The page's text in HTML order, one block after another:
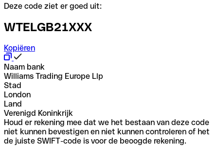
Deze code ziet er goed uit:
WTELGB21XXX
Kopiëren
Naam bank
Williams Trading Europe Llp
Stad
London
Land
Verenigd Koninkrijk
Houd er rekening mee dat we het bestaan van deze code
niet kunnen bevestigen en niet kunnen controleren of het
de juiste SWIFT-code is voor de beoogde rekening.